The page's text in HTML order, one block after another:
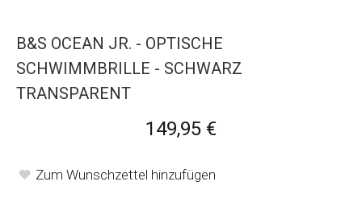
B&S OCEAN JR. - OPTISCHE
SCHWIMMBRILLE - SCHWARZ
TRANSPARENT
149,95 €
Zum Wunschzettel hinzufügen